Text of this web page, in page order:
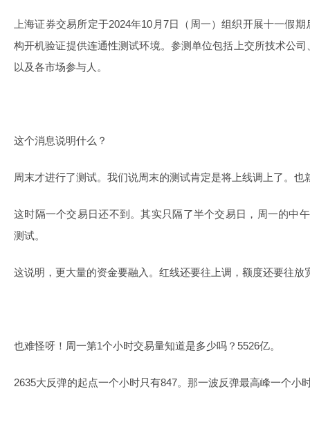
上海证券交易所定于2024年10月7日（周一）组织开展十一假
构开机验证提供连通性测试环境。参测单位包括上交所技术公
以及各市场参与人。
这个消息说明什么？
周末才进行了测试。我们说周末的测试肯定是将上线调上了。
这时隔一个交易日还不到。其实只隔了半个交易日，周一的中
测试。
这说明，更大量的资金要融入。红线还要往上调，额度还要往放
也难怪呀！周一第1个小时交易量知道是多少吗？5526亿。
2635大反弹的起点一个小时只有847。那一波反弹最高峰一个小